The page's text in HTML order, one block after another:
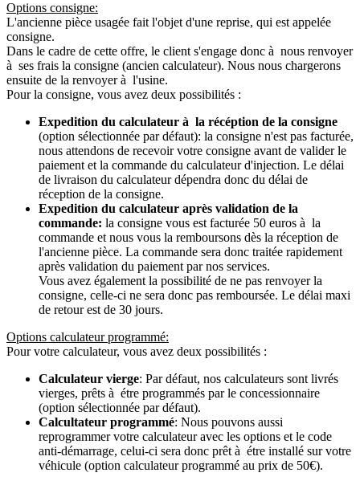
Options consigne:
L'ancienne pièce usagée fait l'objet d'une reprise, qui est appelée
consigne.
Dans le cadre de cette offre, le client s'engage donc à nous renvoyer
à ses frais la consigne (ancien calculateur). Nous nous chargerons
ensuite de la renvoyer à l'usine.
Pour la consigne, vous avez deux possibilités :
Expedition du calculateur à la récéption de la consigne
(option sélectionnée par défaut): la consigne n'est pas facturée,
nous attendons de recevoir votre consigne avant de valider le
paiement et la commande du calculateur d'injection. Le délai
de livraison du calculateur dépendra donc du délai de
réception de la consigne.
Expedition du calculateur après validation de la
commande: la consigne vous est facturée 50 euros à la
commande et nous vous la remboursons dès la réception de
l'ancienne pièce. La commande sera donc traitée rapidement
après validation du paiement par nos services.
Vous avez également la possibilité de ne pas renvoyer la
consigne, celle-ci ne sera donc pas remboursée. Le délai maxi
de retour est de 30 jours.
Options calculateur programmé:
Pour votre calculateur, vous avez deux possibilités :
Calculateur vierge: Par défaut, nos calculateurs sont livrés
vierges, prêts à étre programmés par le concessionnaire
(option sélectionnée par défaut).
Calcultateur programmé: Nous pouvons aussi
reprogrammer votre calculateur avec les options et le code
anti-démarrage, celui-ci sera donc prêt à étre installé sur votre
véhicule (option calculateur programmé au prix de 50€).